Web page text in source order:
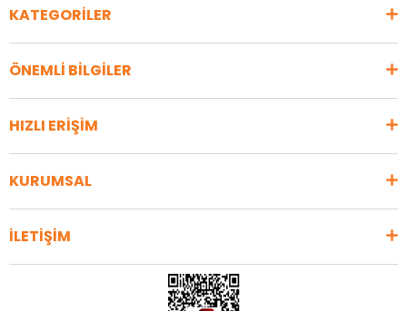
KATEGORİLER
ÖNEMLİ BİLGİLER
HIZLI ERİŞİM
KURUMSAL
İLETİŞİM